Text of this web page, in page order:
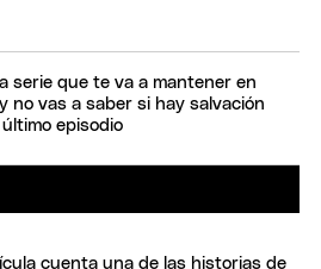
serie que te va a mantener en
no vas a saber si hay salvación
episodio
cuenta una de las historias de